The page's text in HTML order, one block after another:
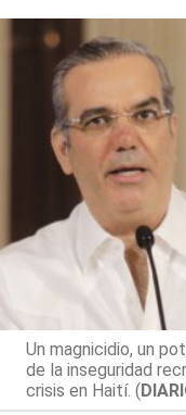
Un magnicidio, un
de la inseguridad
crisis en Haití. (